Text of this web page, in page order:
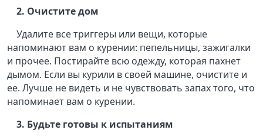
2. Очистите дом
Удалите все триггеры или вещи, которые
напоминают вам о курении: пепельницы, зажигалки
и прочее. Постирайте всю одежду, которая пахнет
дымом. Если вы курили в своей машине, очистите и
ее. Лучше не видеть и не чувствовать запах того, что
напоминает вам о курении.
3. Будьте готовы к испытаниям